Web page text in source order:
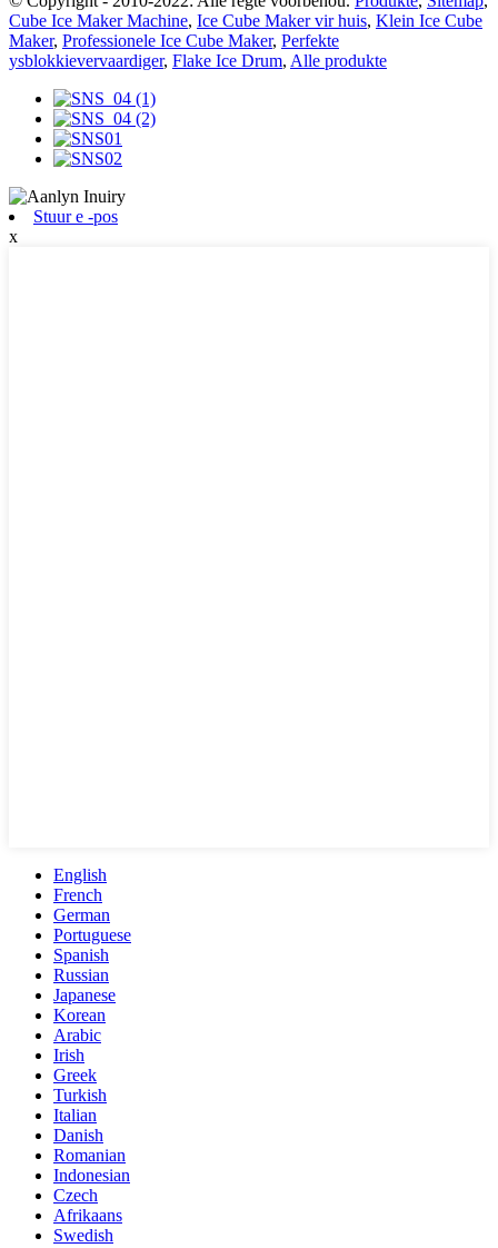
Cube Ice Maker Machine, Ice Cube Maker vir huis, Klein Ice Cube
Maker, Professionele Ice Cube Maker, Perfekte
ysblokkievervaardiger, Flake Ice Drum, Alle produkte
Stuur e -pos
x
English
French
German
Portuguese
Spanish
Russian
Japanese
Korean
Arabic
Irish
Greek
Turkish
Italian
Danish
Romanian
Indonesian
Czech
Afrikaans
Swedish